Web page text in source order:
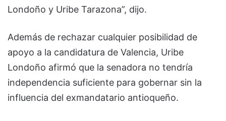
Londoño y Uribe Tarazona”, dijo.
Además de rechazar cualquier posibilidad de
apoyo a la candidatura de Valencia, Uribe
Londoño afirmó que la senadora no tendría
independencia suficiente para gobernar sin la
influencia del exmandatario antioqueño.